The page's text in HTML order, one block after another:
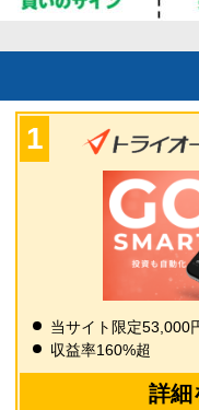
当サイト限定53,000
収益率160%超
詳細